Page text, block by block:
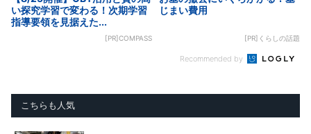
い探究学習で変わる！次期学習
指導要領を見据えた...
[PR]COMPASS
じまい費用
[PR]くらしの話題
Recommended by
こちらも人気